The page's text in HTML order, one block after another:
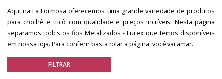
Aqui na Lã Formosa oferecemos uma grande variedade de produtos
para crochê e tricô com qualidade e preços incríveis. Nesta página
separamos todos os fios Metalizados - Lurex que temos disponíveis
em nossa loja. Para conferir basta rolar a página, você vai amar.